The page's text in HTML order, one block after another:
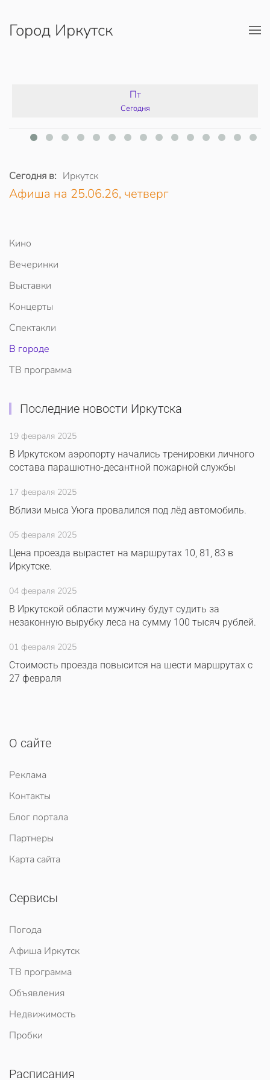
Перейти к содержимому
Город Иркутск
Пт
Сегодня
Сегодня в: Иркутск
Афиша на 25.06.26, четверг
Кино
Вечеринки
Выставки
Концерты
Спектакли
В городе
ТВ программа
Последние новости Иркутска
19 февраля 2025
В Иркутском аэропорту начались тренировки личного
состава парашютно-десантной пожарной службы
17 февраля 2025
Вблизи мыса Уюга провалился под лёд автомобиль.
05 февраля 2025
Цена проезда вырастет на маршрутах 10, 81, 83 в
Иркутске.
04 февраля 2025
В Иркутской области мужчину будут судить за
незаконную вырубку леса на сумму 100 тысяч рублей.
01 февраля 2025
Стоимость проезда повысится на шести маршрутах с
27 февраля
О сайте
Реклама
Контакты
Блог портала
Партнеры
Карта сайта
Сервисы
Погода
Афиша Иркутск
ТВ программа
Объявления
Недвижимость
Пробки
Расписания